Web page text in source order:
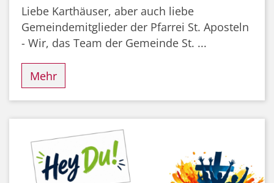
Liebe Karthäuser, aber auch liebe
Gemeindemitglieder der Pfarrei St. Aposteln
- Wir, das Team der Gemeinde St. ...
Mehr